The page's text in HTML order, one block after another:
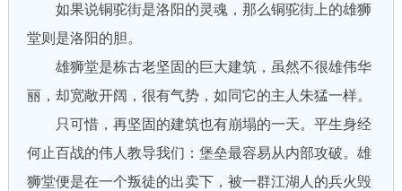
如果说铜驼街是洛阳的灵魂，那么铜驼街上的雄狮
堂则是洛阳的胆。
雄狮堂是栋古老坚固的巨大建筑，虽然不很雄伟华
丽，却宽敞开阔，很有气势，如同它的主人朱猛一样。
只可惜，再坚固的建筑也有崩塌的一天。平生身经
何止百战的伟人教导我们：堡垒最容易从内部攻破。雄
狮堂便是在一个叛徒的出卖下，被一群江湖人的兵火毁